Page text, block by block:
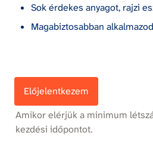
Sok érdekes anyagot, rajzi
Magabiztosabban
Előjelentkezem
Amikor elérjük a minimum
kezdési időpontot.